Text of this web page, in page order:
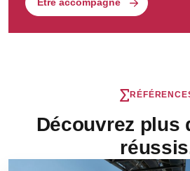
Être accompagné
Découvrez plus